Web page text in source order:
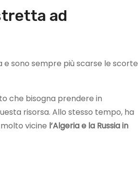
ad
sono sempre più scarse le scorte
che bisogna prendere in
risorsa. Allo stesso tempo, ha
vicine l’Algeria e la Russia in